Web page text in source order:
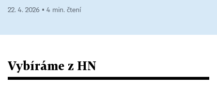
22. 4. 2026 ▪ 4 min. čtení
Vybíráme z HN